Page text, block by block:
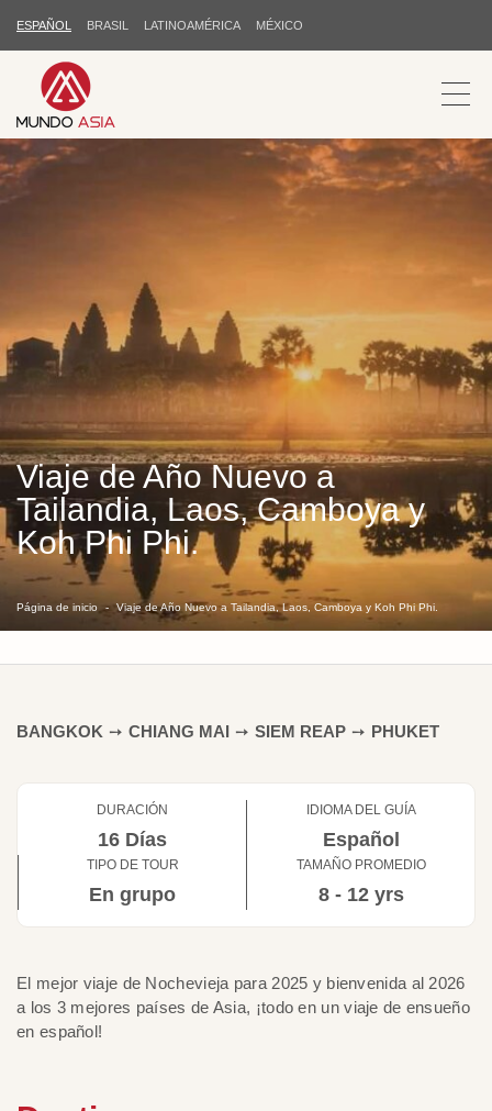
ESPAÑOL BRASIL LATINOAMÉRICA MÉXICO
Viaje de Año Nuevo a
Tailandia, Laos, Camboya y
Koh Phi Phi.
Página de inicio Viaje de Año Nuevo a Tailandia, Laos, Camboya y Koh Phi Phi.
BANGKOK ➙ CHIANG MAI ➙ SIEM REAP ➙ PHUKET
DURACIÓN
16 Días
IDIOMA DEL GUÍA
Español
TIPO DE TOUR
En grupo
TAMAÑO PROMEDIO
8 - 12 yrs
El mejor viaje de Nochevieja para 2025 y bienvenida al 2026
a los 3 mejores países de Asia, ¡todo en un viaje de ensueño
en español!